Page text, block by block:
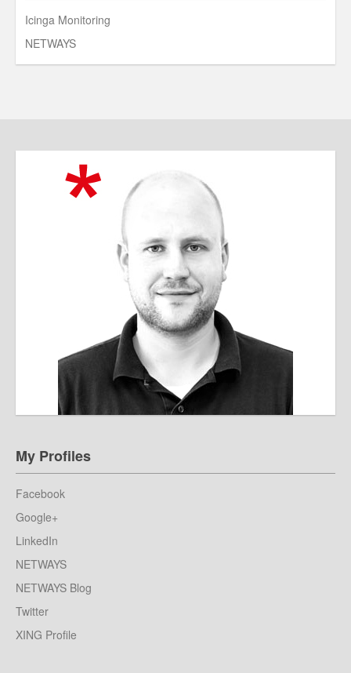
Icinga Monitoring
NETWAYS
My Profiles
Facebook
Google+
LinkedIn
NETWAYS
NETWAYS Blog
Twitter
XING Profile